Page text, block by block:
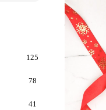
125
78
41